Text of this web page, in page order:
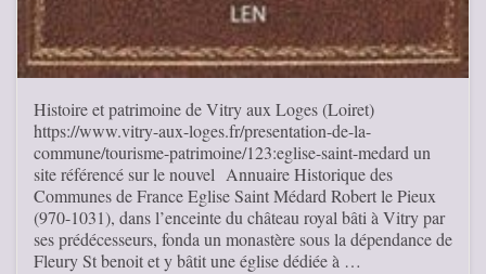
Histoire et patrimoine de Vitry aux Loges (Loiret)
https://www.vitry-aux-loges.fr/presentation-de-la-
commune/tourisme-patrimoine/123:eglise-saint-medard un
site référencé sur le nouvel Annuaire Historique des
Communes de France Eglise Saint Médard Robert le Pieux
(970-1031), dans l’enceinte du château royal bâti à Vitry par
ses prédécesseurs, fonda un monastère sous la dépendance de
Fleury St benoit et y bâtit une église dédiée à …